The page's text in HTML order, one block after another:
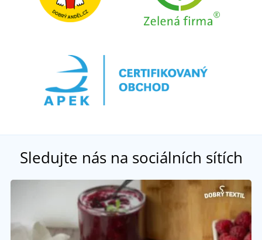
Sledujte nás na sociálních sítích